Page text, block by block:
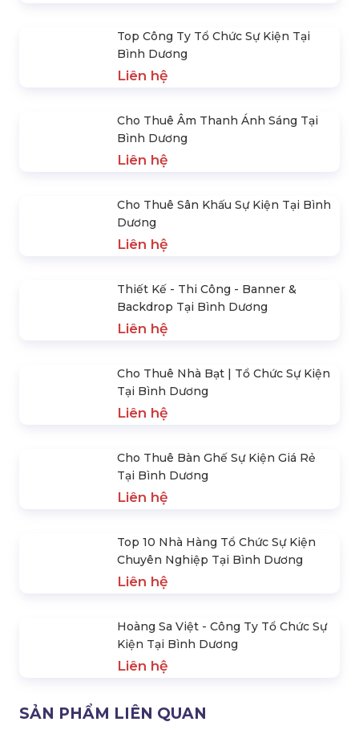
Top Công Ty Tổ Chức Sự Kiện Tại
Bình Dương
Liên hệ
Cho Thuê Âm Thanh Ánh Sáng Tại
Bình Dương
Liên hệ
Cho Thuê Sân Khấu Sự Kiện Tại Bình
Dương
Liên hệ
Thiết Kế - Thi Công - Banner &
Backdrop Tại Bình Dương
Liên hệ
Cho Thuê Nhà Bạt | Tổ Chức Sự Kiện
Tại Bình Dương
Liên hệ
Cho Thuê Bàn Ghế Sự Kiện Giá Rẻ
Tại Bình Dương
Liên hệ
Top 10 Nhà Hàng Tổ Chức Sự Kiện
Chuyên Nghiệp Tại Bình Dương
Liên hệ
Hoàng Sa Việt - Công Ty Tổ Chức Sự
Kiện Tại Bình Dương
Liên hệ
SẢN PHẨM LIÊN QUAN